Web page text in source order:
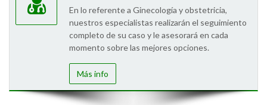
En lo referente a Ginecología y obstetricia,
nuestros especialistas realizarán el seguimiento
completo de su caso y le asesorará en cada
momento sobre las mejores opciones.
Más info